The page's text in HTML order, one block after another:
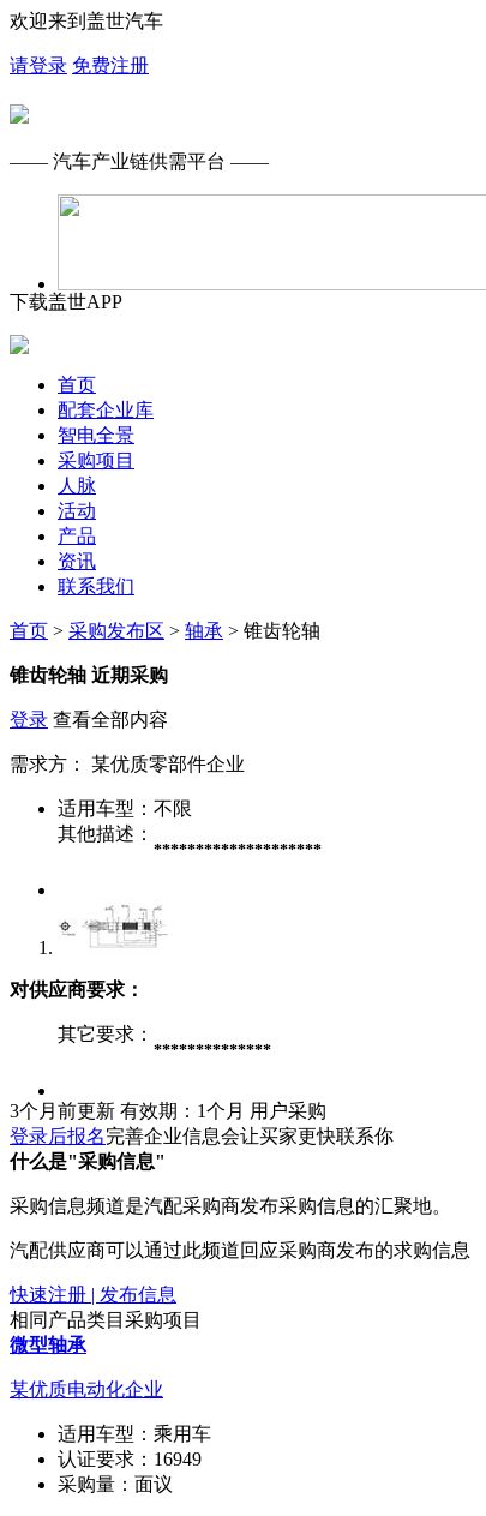
欢迎来到盖世汽车
请登录 免费注册
—— 汽车产业链供需平台 ——
下载盖世APP
首页
配套企业库
智电全景
采购项目
人脉
活动
产品
资讯
联系我们
首页 > 采购发布区 > 轴承 > 锥齿轮轴
锥齿轮轴 近期采购
登录 查看全部内容
需求方： 某优质零部件企业
适用车型： 不限
其他描述：
********************
对供应商要求：
其它要求：
**************
3个月前更新 有效期：1个月 用户采购
登录后报名完善企业信息会让买家更快联系你
什么是"采购信息"
采购信息频道是汽配采购商发布采购信息的汇聚地。
汽配供应商可以通过此频道回应采购商发布的求购信息
快速注册 | 发布信息
相同产品类目采购项目
微型轴承
某优质电动化企业
适用车型： 乘用车
认证要求： 16949
采购量： 面议